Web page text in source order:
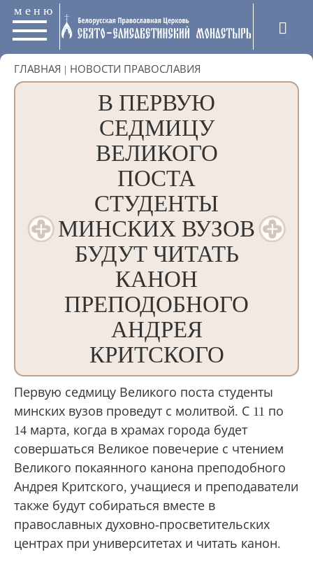
меню
ГЛАВНАЯ | НОВОСТИ ПРАВОСЛАВИЯ
В ПЕРВУЮ
СЕДМИЦУ
ВЕЛИКОГО
ПОСТА
СТУДЕНТЫ
МИНСКИХ ВУЗОВ
БУДУТ ЧИТАТЬ
КАНОН
ПРЕПОДОБНОГО
АНДРЕЯ
КРИТСКОГО
Первую седмицу Великого поста студенты
минских вузов проведут с молитвой. С 11 по
14 марта, когда в храмах города будет
совершаться Великое повечерие с чтением
Великого покаянного канона преподобного
Андрея Критского, учащиеся и преподаватели
также будут собираться вместе в
православных духовно-просветительских
центрах при университетах и читать канон.